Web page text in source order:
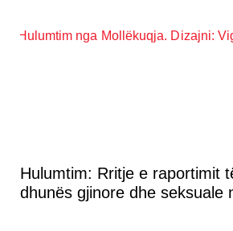
Hulumtim: Rritje e raportimit
dhunës gjinore dhe seksuale